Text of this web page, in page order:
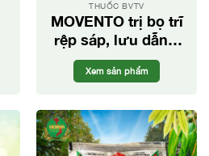
THUỐC BVTV
MOVENTO trị bọ trĩ
rệp sáp, lưu dẫn 2
chiều, hiệu quả
cực mạnh
Xem sản phẩm